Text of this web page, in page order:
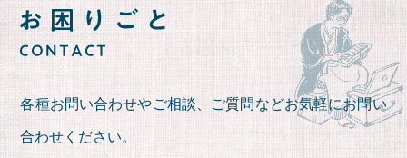
各種お問い合わせやご相談、ご質問などお気軽にお問い
合わせください。